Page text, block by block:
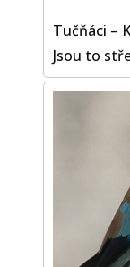
Tučňáci –
Jsou to